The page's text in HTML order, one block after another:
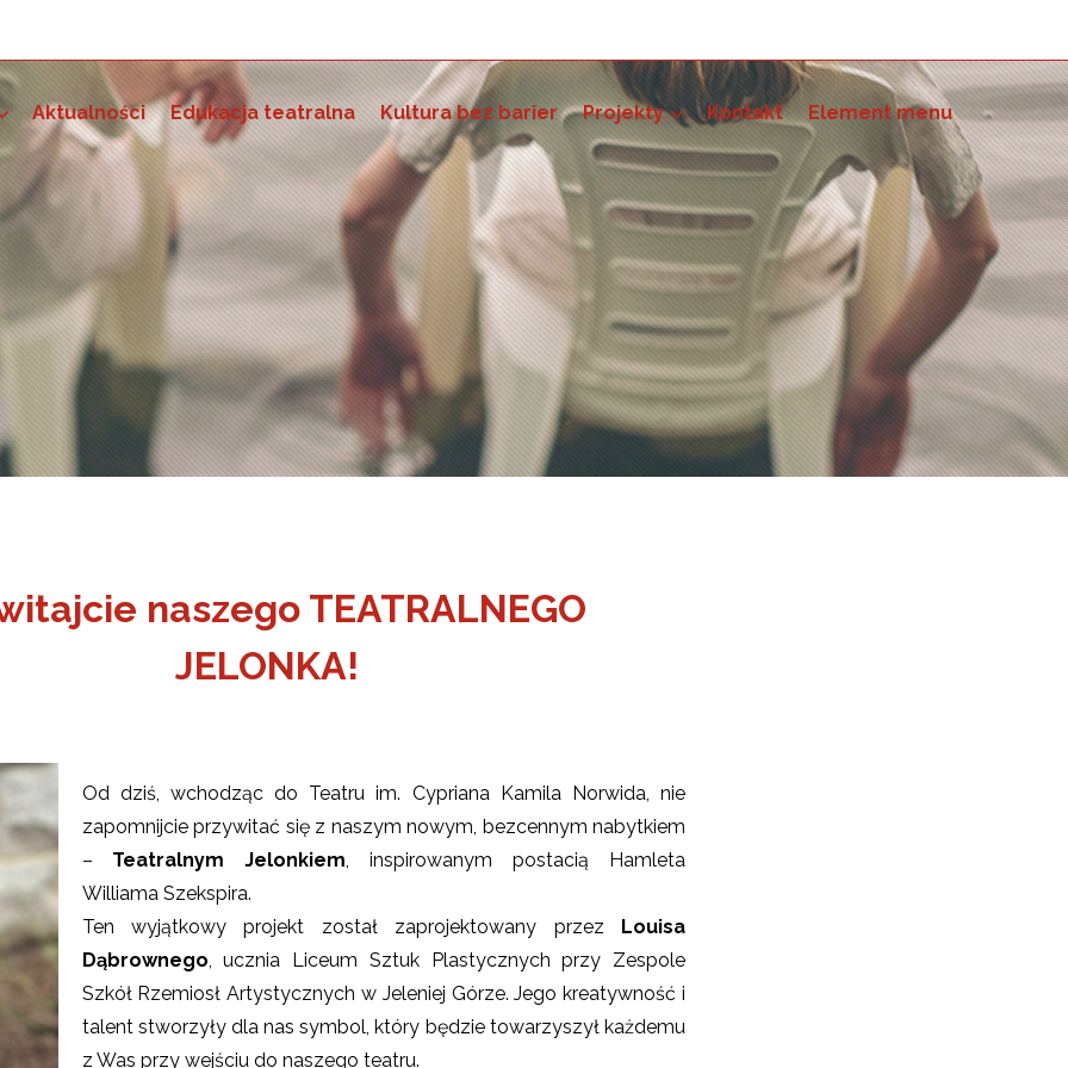
Aktualności Edukacja teatralna Kultura bez barier Projekty
szkoleniowo-grantowe
dostępność instytucji kultury i wdrażania standardów dostępności
Kontakt Element menu
naszego TEATRALNEGO
JELONKA!
Od dziś, wchodząc do Teatru im. Cypriana Kamila Norwida, nie
zapomnijcie przywitać się z naszym nowym, bezcennym nabytkiem
– Teatralnym Jelonkiem, inspirowanym postacią Hamleta
Williama Szekspira.
Ten wyjątkowy projekt został zaprojektowany przez Louisa
Dąbrownego, ucznia Liceum Sztuk Plastycznych przy Zespole
Szkół Rzemiosł Artystycznych w Jeleniej Górze. Jego kreatywność i
talent stworzyły dla nas symbol, który będzie towarzyszył każdemu
z Was przy wejściu do naszego teatru.